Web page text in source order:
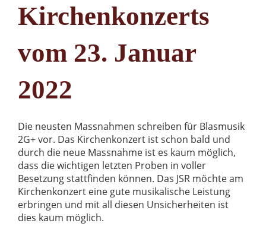
Kirchenkonzerts
vom 23. Januar
2022
Die neusten Massnahmen schreiben für Blasmusik
2G+ vor. Das Kirchenkonzert ist schon bald und
durch die neue Massnahme ist es kaum möglich,
dass die wichtigen letzten Proben in voller
Besetzung stattfinden können. Das JSR möchte am
Kirchenkonzert eine gute musikalische Leistung
erbringen und mit all diesen Unsicherheiten ist
dies kaum möglich.